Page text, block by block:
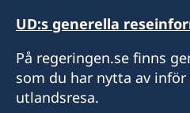
UD:s generella
På regeringen.se finns
som du har nytta av
utlandsresa.